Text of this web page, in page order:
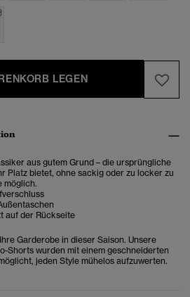
LEGEN
aus gutem Grund – die ursprüngliche
Platz bietet, ohne sackig oder zu locker zu
möglich.
auf der Rückseite
Garderobe in dieser Saison. Unsere
Shorts wurden mit einem geschneiderten
jeden Style mühelos aufzuwerten.